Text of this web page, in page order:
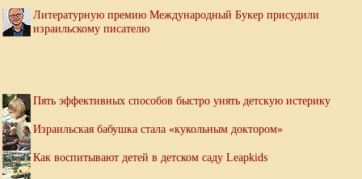
Литературную премию Международный Букер присудили
израильскому писателю
Пять эффективных способов быстро унять детскую истерику
Израильская бабушка стала «кукольным доктором»
Как воспитывают детей в детском саду Leapkids